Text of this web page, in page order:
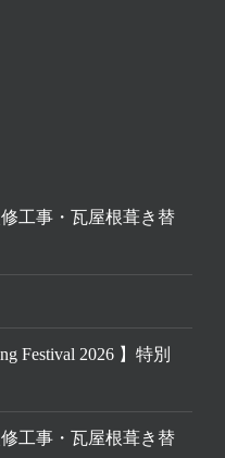
工事・瓦屋根葺き替
Festival 2026 】特別
工事・瓦屋根葺き替